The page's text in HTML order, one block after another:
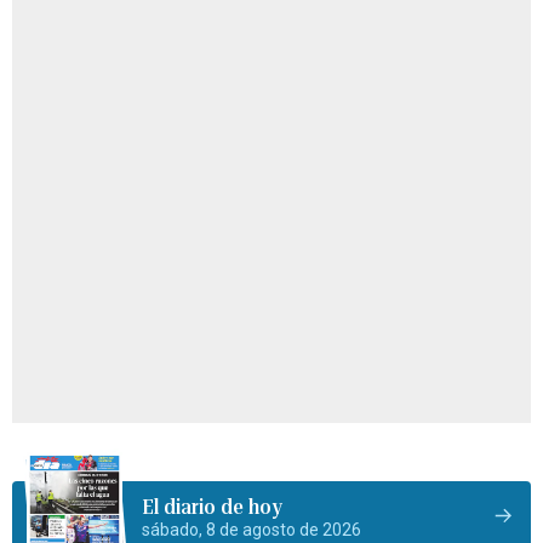
El diario de hoy
sábado, 8 de agosto de 2026